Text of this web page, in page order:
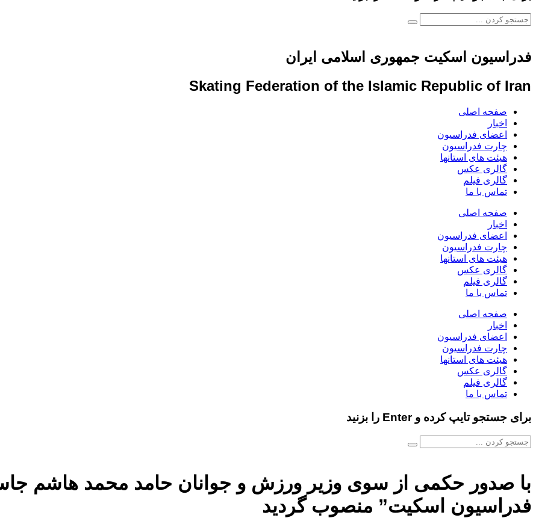
فدراسیون اسکیت جمهوری اسلامی ایران
Skating Federation of the Islamic Republic of Iran
صفحه اصلی
اخبار
اعضای فدراسیون
چارت فدراسیون
هیئت های استانها
گالری عکس
گالری فیلم
تماس با ما
صفحه اصلی
اخبار
اعضای فدراسیون
چارت فدراسیون
هیئت های استانها
گالری عکس
گالری فیلم
تماس با ما
صفحه اصلی
اخبار
اعضای فدراسیون
چارت فدراسیون
هیئت های استانها
گالری عکس
گالری فیلم
تماس با ما
برای جستجو تایپ کرده و Enter را بزنید
با صدور حکمی از سوی وزیر ورزش و جوانان حامد محمد هاشم
فدراسیون اسکیت” منصوب گردید